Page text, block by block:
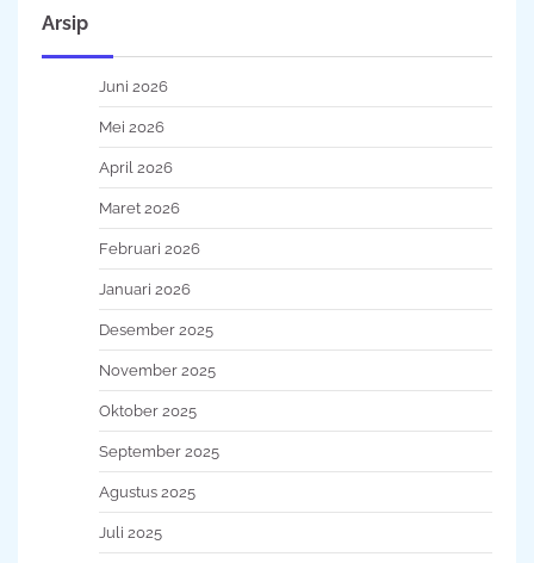
Arsip
Juni 2026
Mei 2026
April 2026
Maret 2026
Februari 2026
Januari 2026
Desember 2025
November 2025
Oktober 2025
September 2025
Agustus 2025
Juli 2025